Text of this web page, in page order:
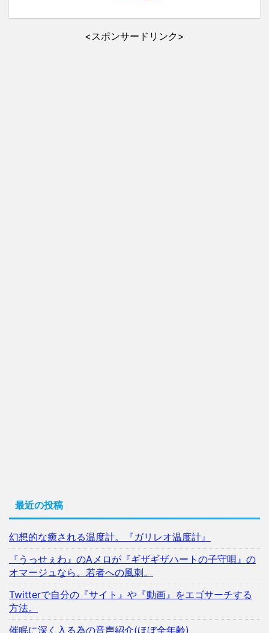
<スポンサードリンク>
最近の投稿
幻想的な癒される温度計。『ガリレオ温度計』
『うっせぇわ』のAメロが『ギザギザハートの子守唄』の
オマージュなら、若者への風刺。
Twitterで自分の『サイト』や『動画』をエゴサーチする
方法。
催眠に深く入る為の音声紹介(ほぼ全年齢)